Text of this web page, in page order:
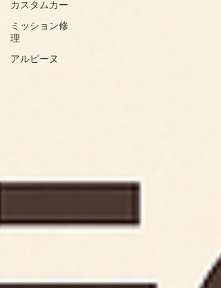
カスタムカー
ミッション修
理
アルピーヌ
間も、作業環境は確保してありますので安心してお
ん 工場の場所は変わっても、作業の丁寧さや対応の
さなど、リトルガレージのスタイルは今までと変わ
ません。 むしろ、新しい場所は作業効率が上がるよ